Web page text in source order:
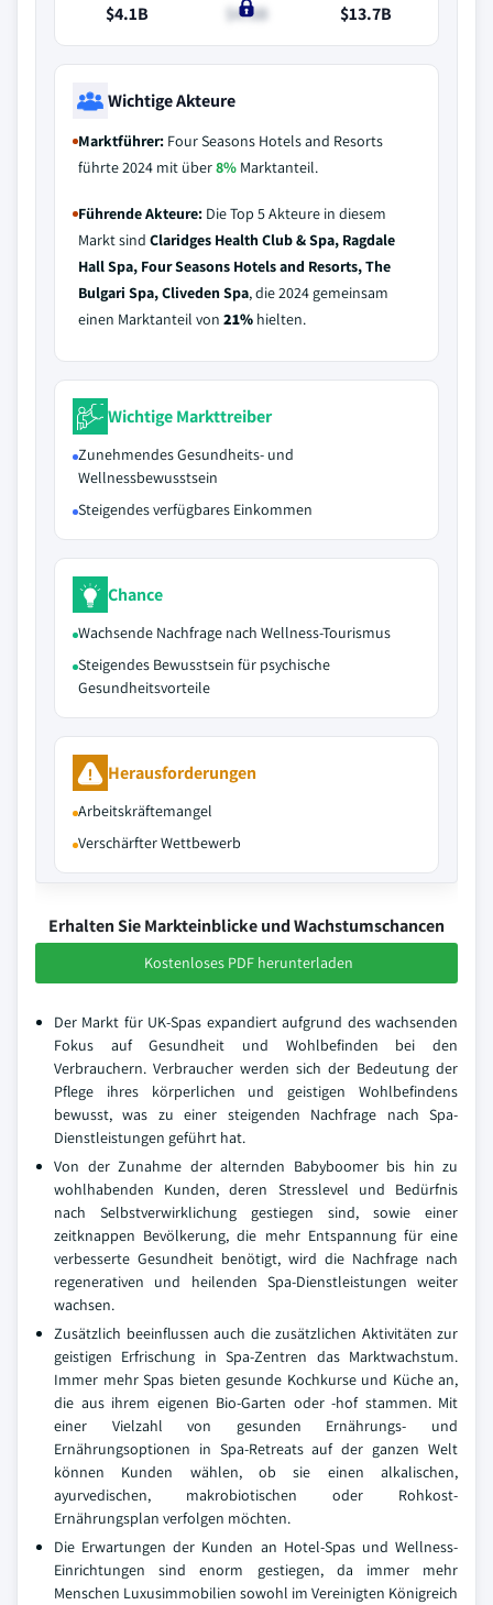
$4.1B
$4.6B
$13.7B
Wichtige Akteure
Marktführer: Four Seasons Hotels and Resorts
führte 2024 mit über8% Marktanteil.
Führende Akteure: Die Top 5 Akteure in diesem
Markt sind Claridges Health Club & Spa, Ragdale
Hall Spa, Four Seasons Hotels and Resorts, The
Bulgari Spa, Cliveden Spa, die 2024 gemeinsam
einen Marktanteil von 21% hielten.
Wichtige Markttreiber
Zunehmendes Gesundheits- und
Wellnessbewusstsein
Steigendes verfügbares Einkommen
Chance
Wachsende Nachfrage nach Wellness-Tourismus
Steigendes Bewusstsein für psychische
Gesundheitsvorteile
Herausforderungen
Arbeitskräftemangel
Verschärfter Wettbewerb
Erhalten Sie Markteinblicke und Wachstumschancen
Kostenloses PDF herunterladen
Der Markt für UK-Spas expandiert aufgrund des wachsenden
Fokus auf Gesundheit und Wohlbefinden bei den
Verbrauchern. Verbraucher werden sich der Bedeutung der
Pflege ihres körperlichen und geistigen Wohlbefindens
bewusst, was zu einer steigenden Nachfrage nach Spa-
Dienstleistungen geführt hat.
Von der Zunahme der alternden Babyboomer bis hin zu
wohlhabenden Kunden, deren Stresslevel und Bedürfnis
nach Selbstverwirklichung gestiegen sind, sowie einer
zeitknappen Bevölkerung, die mehr Entspannung für eine
verbesserte Gesundheit benötigt, wird die Nachfrage nach
regenerativen und heilenden Spa-Dienstleistungen weiter
wachsen.
Zusätzlich beeinflussen auch die zusätzlichen Aktivitäten zur
geistigen Erfrischung in Spa-Zentren das Marktwachstum.
Immer mehr Spas bieten gesunde Kochkurse und Küche an,
die aus ihrem eigenen Bio-Garten oder -hof stammen. Mit
einer Vielzahl von gesunden Ernährungs- und
Ernährungsoptionen in Spa-Retreats auf der ganzen Welt
können Kunden wählen, ob sie einen alkalischen,
ayurvedischen, makrobiotischen oder Rohkost-
Ernährungsplan verfolgen möchten.
Die Erwartungen der Kunden an Hotel-Spas und Wellness-
Einrichtungen sind enorm gestiegen, da immer mehr
Menschen Luxusimmobilien sowohl im Vereinigten Königreich